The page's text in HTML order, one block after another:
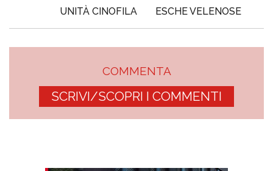
UNITÀ CINOFILA
ESCHE VELENOSE
COMMENTA
SCRIVI/SCOPRI I COMMENTI